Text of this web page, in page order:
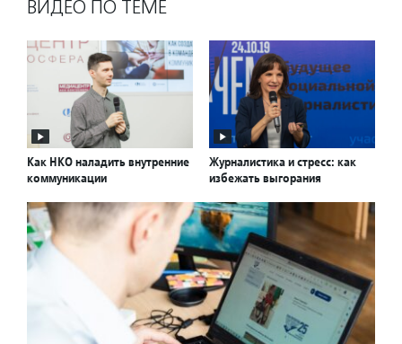
ВИДЕО ПО ТЕМЕ
Как НКО наладить внутренние
коммуникации
Журналистика и стресс: как
избежать выгорания